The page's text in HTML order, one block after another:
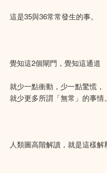
這是35與36常常發生的事。
覺知這2個閘門，覺知這通道
就少一點衝動，少一點驚慌，
就少更多所謂「無常」的事情。
人類圖高階解讀，就是這樣解